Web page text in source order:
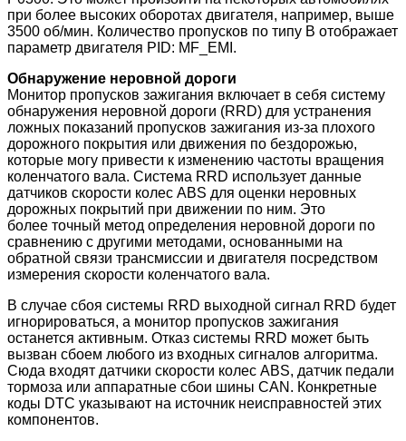
при более высоких оборотах двигателя, например, выше
3500 об/мин. Количество пропусков по типу В отображает
параметр двигателя PID: MF_EMI .
Обнаружение неровной дороги
Монитор пропусков зажигания включает в себя систему
обнаружения неровной дороги (RRD) для устранения
ложных показаний пропусков зажигания из-за плохого
дорожного покрытия или движения по бездорожью,
которые могу привести к изменению частоты вращения
коленчатого вала. Система RRD использует данные
датчиков скорости колес ABS для оценки неровных
дорожных покрытий при движении по ним. Это
более точный метод определения неровной дороги по
сравнению с другими методами, основанными на
обратной связи трансмиссии и двигателя посредством
измерения скорости коленчатого вала.
В случае сбоя системы RRD выходной сигнал RRD будет
игнорироваться, а монитор пропусков зажигания
останется активным. Отказ системы RRD может быть
вызван сбоем любого из входных сигналов алгоритма.
Сюда входят датчики скорости колес ABS, датчик педали
тормоза или аппаратные сбои шины CAN. Конкретные
коды DTC указывают на источник неисправностей этих
компонентов.